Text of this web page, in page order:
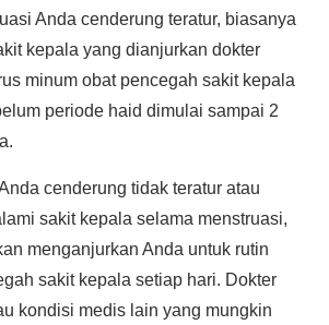
Anda cenderung teratur, biasanya
kepala yang dianjurkan dokter
minum obat pencegah sakit kepala
periode haid dimulai sampai 2
cenderung tidak teratur atau
sakit kepala selama menstruasi,
menganjurkan Anda untuk rutin
sakit kepala setiap hari. Dokter
kondisi medis lain yang mungkin